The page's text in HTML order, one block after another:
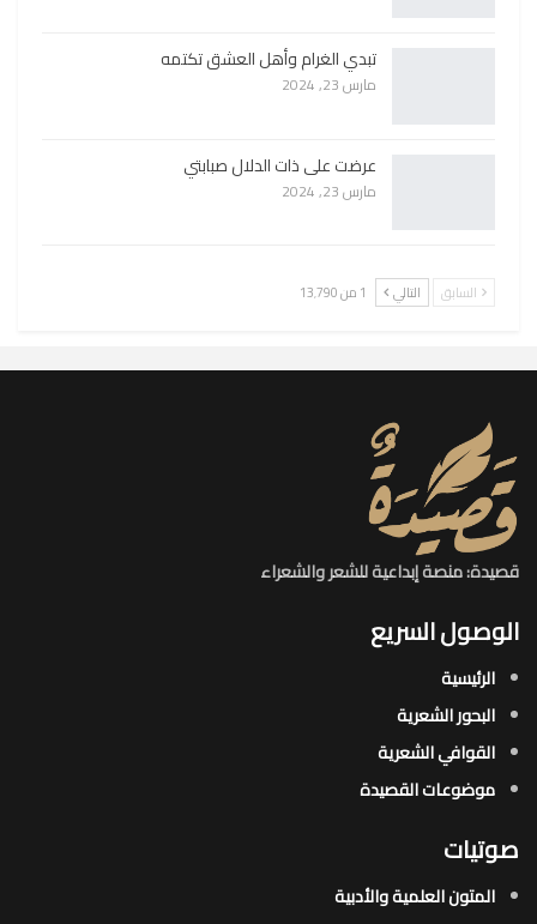
تبدي الغرام وأهل العشق تكتمه
مارس 23, 2024
عرضت على ذات الدلال صبابتي
مارس 23, 2024
السابق التالي 1 من 13٬790
قصيدة: منصة إبداعية للشعر والشعراء
الوصول السريع
الرئيسية
البحور الشعرية​
القوافي الشعرية​
موضوعات القصيدة​
صوتيات
المتون العلمية والأدبية